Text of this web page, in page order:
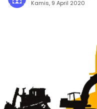
Kamis, 9 April 2020